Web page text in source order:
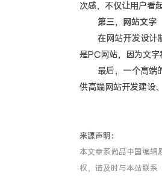
次感，不仅让用户看
第三，网站文字
在网站开发设计制
是PC网站，因为文字
最后，一个高端的
供高端网站开发建设
来源声明：
本文章系尚品中国编辑
权，请及时与本站联